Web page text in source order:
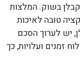
בשוק. המלצות
טובה לאיכות
יש לערוך הסכם
זמנים ועלויות, כך